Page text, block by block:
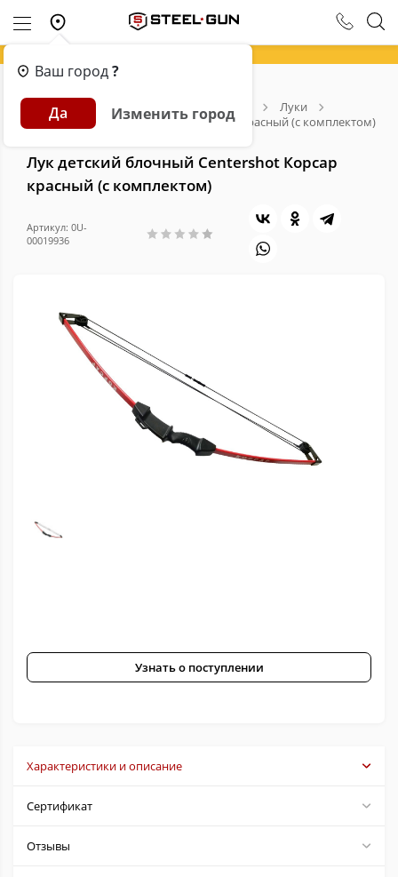
Ваш город?
Да Изменить город
Главная Каталог
Луки
Лук детский блочный Centershot Корсар красный (с комплектом)
Лук детский блочный Centershot Корсар
красный (с комплектом)
Артикул: 0U-
00019936
Узнать о поступлении
Характеристики и описание
Сертификат
Отзывы